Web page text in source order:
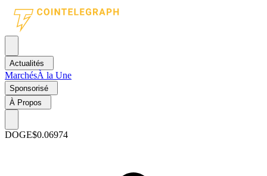
Actualités
MarchésÀ la Une
Sponsorisé
À Propos
DOGE$0.06974